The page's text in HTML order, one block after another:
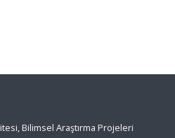
Bilimsel Araştırma Projeleri